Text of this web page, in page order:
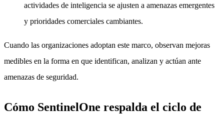
actividades de inteligencia se ajusten a amenazas emergentes
y prioridades comerciales cambiantes.
Cuando las organizaciones adoptan este marco, observan mejoras
medibles en la forma en que identifican, analizan y actúan ante
amenazas de seguridad.
Cómo SentinelOne respalda el ciclo de